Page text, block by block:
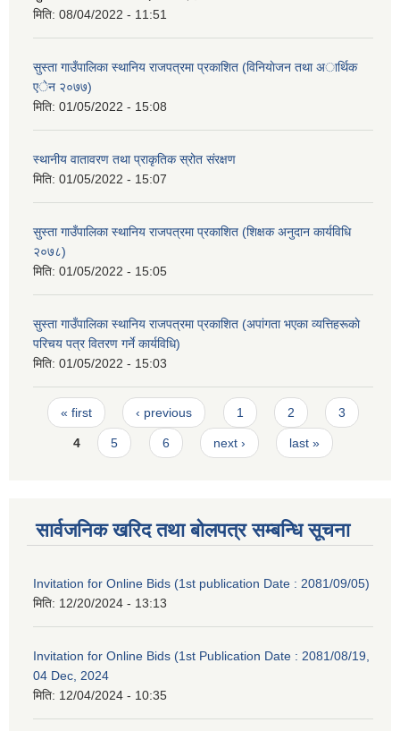
मिति: 08/04/2022 - 11:51
सुस्ता गाउँपालिका स्थानिय राजपत्रमा प्रकाशित (विनियाेजन तथा अार्थिक
एेन २०७७)
मिति: 01/05/2022 - 15:08
स्थानीय वातावरण तथा प्राकृतिक स्रोत संरक्षण
मिति: 01/05/2022 - 15:07
सुस्ता गाउँपालिका स्थानिय राजपत्रमा प्रकाशित (शिक्षक अनुदान कार्यविधि
२०७८)
मिति: 01/05/2022 - 15:05
सुस्ता गाउँपालिका स्थानिय राजपत्रमा प्रकाशित (अपांगता भएका व्यत्तिहरूकाे
परिचय पत्र वितरण गर्ने कार्यविधि)
मिति: 01/05/2022 - 15:03
Pages
« first ‹ previous 1 2 3
4 5 6 next › last »
सार्वजनिक खरिद तथा बोलपत्र सम्बन्धि सूचना
Invitation for Online Bids (1st publication Date : 2081/09/05)
मिति: 12/20/2024 - 13:13
Invitation for Online Bids (1st Publication Date : 2081/08/19,
04 Dec, 2024
मिति: 12/04/2024 - 10:35